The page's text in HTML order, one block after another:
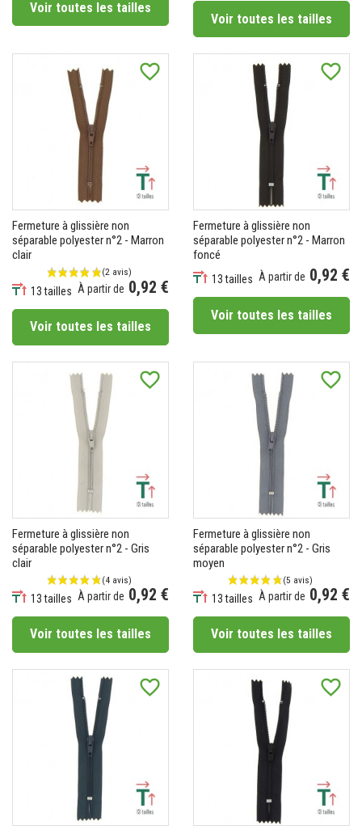
(2 avis)
Voir toutes les tailles
Voir toutes les tailles
favorite_border
Fermeture à glissière non
séparable polyester n°2 - Marron
clair
13 tailles À partir de 0,92 €
Voir toutes les tailles
favorite_border
Fermeture à glissière non
séparable polyester n°2 - Marron
foncé
13 tailles À partir de 0,92 €
Voir toutes les tailles
favorite_border
Fermeture à glissière non
séparable polyester n°2 - Gris
clair
13 tailles À partir de 0,92 €
Voir toutes les tailles
favorite_border
Fermeture à glissière non
séparable polyester n°2 - Gris
moyen
13 tailles À partir de 0,92 €
Voir toutes les tailles
favorite_border favorite_border